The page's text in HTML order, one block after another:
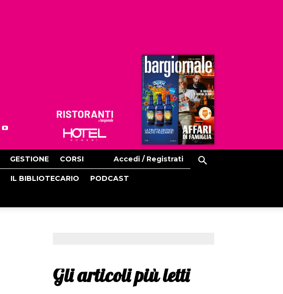
Ristoranti
Hoteldomani
GESTIONE CORSI Accedi / Registrati
IL BIBLIOTECARIO PODCAST
Gli articoli più letti